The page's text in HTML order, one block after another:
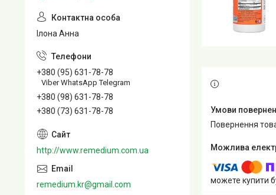
повернення
можете купити
Ілона Анна
+380 (95) 631-78-78
Viber WhatsApp Telegram
+380 (98) 631-78-78
+380 (73) 631-78-78
http://www.remedium.com.ua
remedium.kr@gmail.com